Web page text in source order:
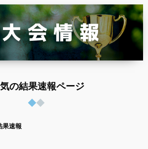
の結果速報ページ
果速報